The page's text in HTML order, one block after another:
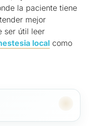
la paciente tiene
mejor
ser útil leer
local como